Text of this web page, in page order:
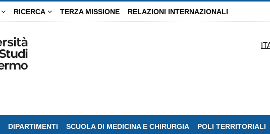
RICERCA TERZA MISSIONE RELAZIONI INTERNAZIONALI
DIPARTIMENTI SCUOLA DI MEDICINA E CHIRURGIA POLI TERRITORIALI